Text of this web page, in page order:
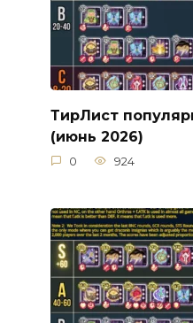
ТирЛист
(июнь 2026)
0 924